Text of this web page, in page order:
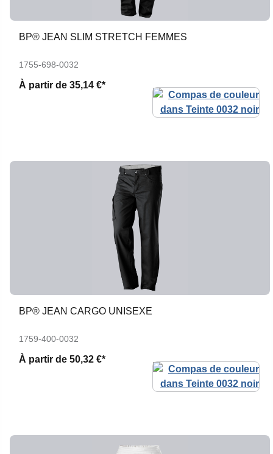
BP® JEAN SLIM STRETCH FEMMES
1755-698-0032
À partir de 35,14 €*
BP® JEAN CARGO UNISEXE
1759-400-0032
À partir de 50,32 €*